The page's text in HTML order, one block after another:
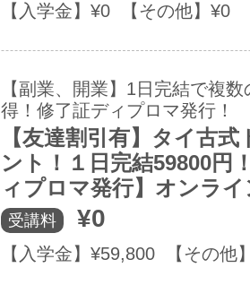
【入学金】¥0 【その他】¥0
【副業、開業】1日完結で複
得！修了証ディプロマ発行！
【友達割引有】タイ古
ント！１日完結59800円
ィプロマ発行】オンラ
受講料 ¥0
【入学金】¥59,800 【その他